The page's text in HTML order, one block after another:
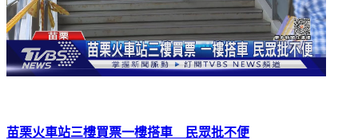
苗栗火車站三樓買票一樓搭車 民眾批不便